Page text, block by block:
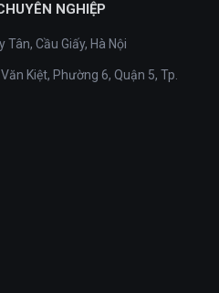
NGHIỆP
Tân, Cầu Giấy, Hà Nội
Kiệt, Phường 6, Quận 5, Tp.